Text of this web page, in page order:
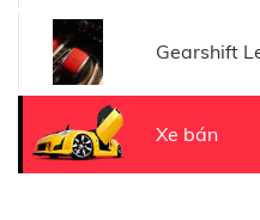
Gearshift
Xe bán